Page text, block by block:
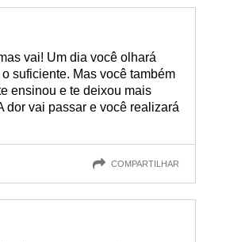
vai! Um dia você olhará
suficiente. Mas você também
ensinou e te deixou mais
dor vai passar e você realizará
COMPARTILHAR